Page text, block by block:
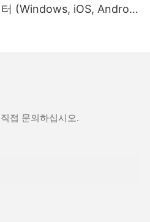
터 (Windows, iOS, Android
접 문의하십시오.